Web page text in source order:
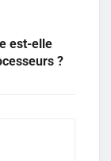
est-elle
?